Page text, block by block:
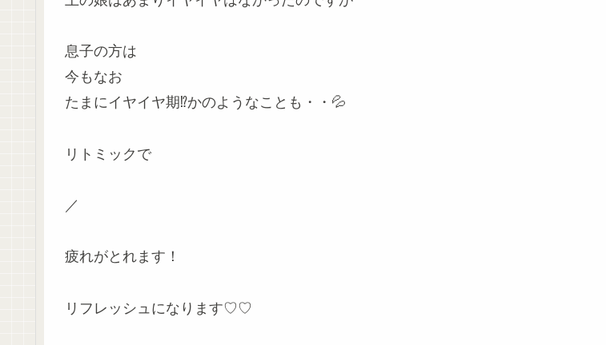
息子の方は
今もなお
たまにイヤイヤ期⁉かのようなことも・・💦
リトミックで
／
疲れがとれます！
リフレッシュになります♡♡